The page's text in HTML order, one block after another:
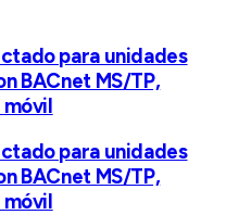
para unidades
BACnet MS/TP,
móvil
para unidades
BACnet MS/TP,
móvil